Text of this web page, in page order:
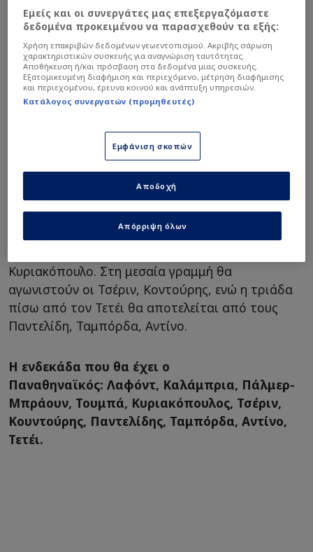
Κάτω από τα δοκάρια θα είναι ο Λαφόντ, με την
τετράδα της άμυνας να αποτελείται από
Κυριακόπουλο. Στη μεσαία γραμμή θα
αγωνιστούν οι Τσέριν, Κοντούρης, ενώ η τριάδα
πίσω από τον Τετέι θα αποτελείται από τους
Παντελίδη, Ταμπόρδα, Αντίνο.
Η ενδεκάδα που θα έχει ο
Παναθηναϊκός: Λαφόντ, Καλάμπρια, Πάλμερ-
Μπράουν, Τουμπά, Κυριακόπουλος, Τσέριν,
Κουντούρης, Παντελίδης, Ταμπόρδα, Αντίνο,
Τετέι.
Εμείς και οι συνεργάτες μας επεξεργαζόμαστε
δεδομένα προκειμένου να παρασχεθούν τα εξής:
Χρήση επακριβών δεδομένων γεωεντοπισμού. Ακριβής σάρωση
χαρακτηριστικών συσκευής για αναγνώριση ταυτότητας.
Αποθήκευση ή/και πρόσβαση στα δεδομένα μιας συσκευής.
Εξατομικευμένη διαφήμιση και περιεχόμενο, μέτρηση διαφήμισης
και περιεχομένου, έρευνα κοινού και ανάπτυξη υπηρεσιών.
Κατάλογος συνεργατών (προμηθευτές)
Εμφάνιση σκοπών
Απόρριψη όλων
Αποδοχή